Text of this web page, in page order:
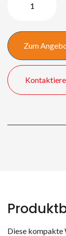
Zum
Kontaktiere
Diese kompakte